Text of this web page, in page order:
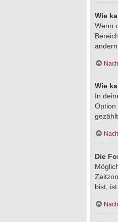
Wie
Wenn
ändern.
Wie
In
Option
Die
bist,